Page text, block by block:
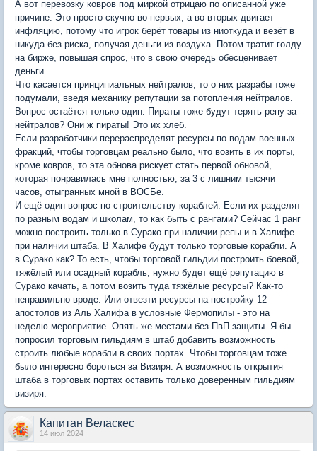
А вот перевозку ковров под миркой отрицаю по описанной уже
причине. Это просто скучно во-первых, а во-вторых двигает
инфляцию, потому что игрок берёт товары из ниоткуда и везёт в
никуда без риска, получая деньги из воздуха. Потом тратит голду
на бирже, повышая спрос, что в свою очередь обесценивает
деньги.
Что касается принципиальных нейтралов, то о них разрабы тоже
подумали, введя механику репутации за потопления нейтралов.
Вопрос остаётся только один: Пираты тоже будут терять репу за
нейтралов? Они ж пираты! Это их хлеб.
Если разработчики перераспределят ресурсы по водам военных
фракций, чтобы торговцам реально было, что возить в их порты,
кроме ковров, то эта обнова рискует стать первой обновой,
которая понравилась мне полностью, за 3 с лишним тысячи
часов, отыгранных мной в ВОСБе.
И ещё один вопрос по строительству кораблей. Если их разделят
по разным водам и школам, то как быть с рангами? Сейчас 1 ранг
можно построить только в Сурако при наличии репы и в Халифе
при наличии штаба. В Халифе будут только торговые корабли. А
в Сурако как? То есть, чтобы торговой гильдии построить боевой,
тяжёлый или осадный корабль, нужно будет ещё репутацию в
Сурако качать, а потом возить туда тяжёлые ресурсы? Как-то
неправильно вроде. Или отвезти ресурсы на постройку 12
апостолов из Аль Халифа в условные Фермопилы - это на
неделю мероприятие. Опять же местами без ПвП защиты. Я бы
попросил торговым гильдиям в штаб добавить возможность
строить любые корабли в своих портах. Чтобы торговцам тоже
было интересно бороться за Визиря. А возможность открытия
штаба в торговых портах оставить только доверенным гильдиям
визиря.
Капитан Веласкес
14 июл 2024